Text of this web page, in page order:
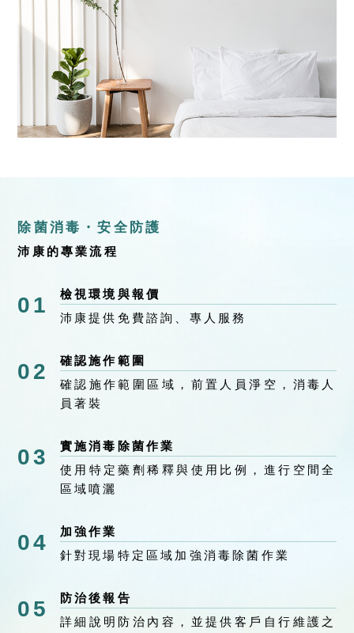
除菌消毒・安全防護
沛康的專業流程
01
檢視環境與報價
沛康提供免費諮詢、專人服務
02
確認施作範圍
確認施作範圍區域，前置人員淨空，消毒人
員著裝
03
實施消毒除菌作業
使用特定藥劑稀釋與使用比例，進行空間全
區域噴灑
04
加強作業
針對現場特定區域加強消毒除菌作業
05
防治後報告
詳細說明防治內容，並提供客戶自行維護之